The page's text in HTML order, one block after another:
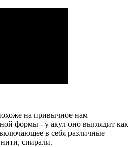
на привычное нам
формы - у акул оно выглядит как
в себя различные
спирали.